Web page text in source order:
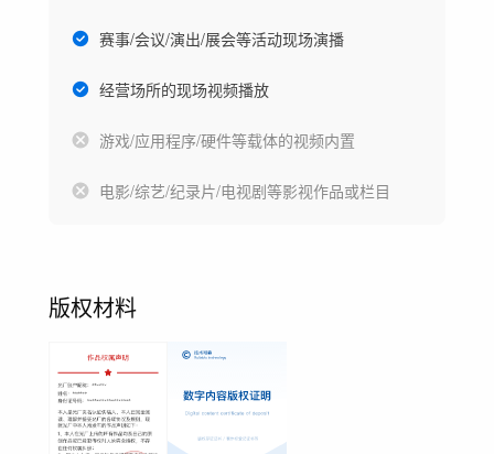
赛事/会议/演出/展会等活动现场演播
经营场所的现场视频播放
游戏/应用程序/硬件等载体的视频内置
电影/综艺/纪录片/电视剧等影视作品或栏目
版权材料